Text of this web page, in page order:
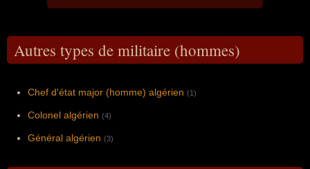
Autres types de militaire (hommes)
Chef d'état major (homme) algérien (1)
Colonel algérien (4)
Général algérien (3)